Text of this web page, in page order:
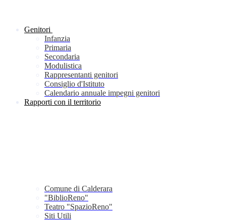
Genitori
Infanzia
Primaria
Secondaria
Modulistica
Rappresentanti genitori
Consiglio d'Istituto
Calendario annuale impegni genitori
Rapporti con il territorio
Comune di Calderara
"BiblioReno"
Teatro "SpazioReno"
Siti Utili